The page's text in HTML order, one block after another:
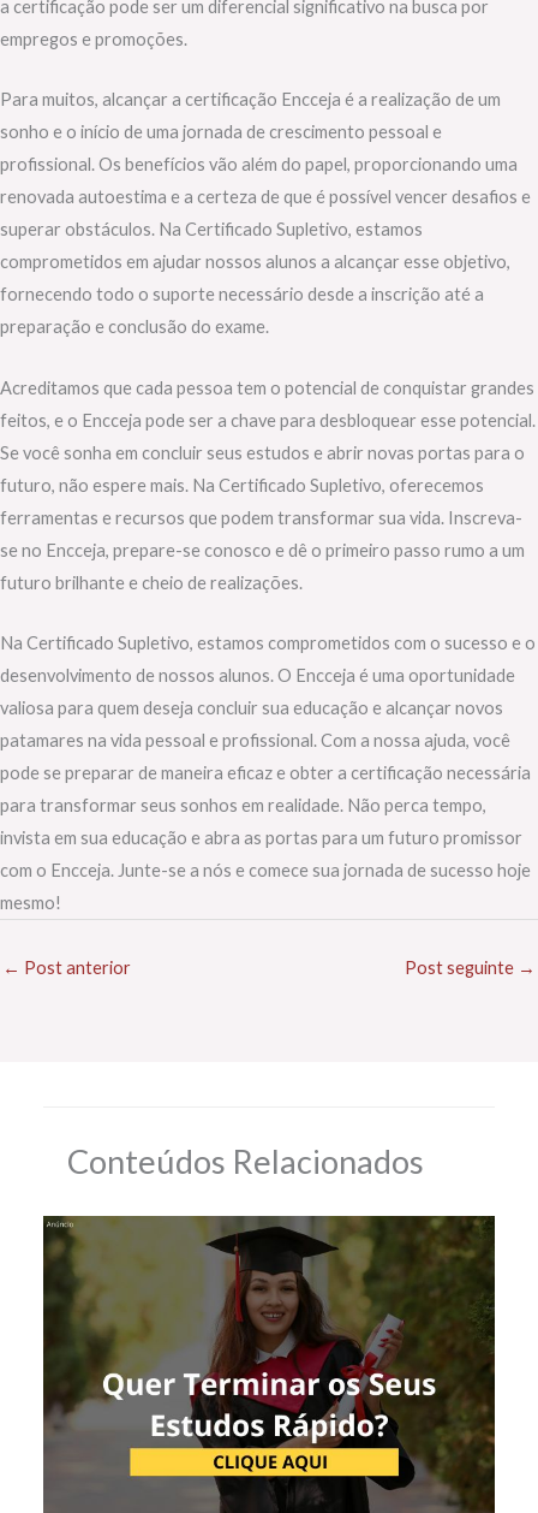
a certificação pode ser um diferencial significativo na busca por
empregos e promoções.
Para muitos, alcançar a certificação Encceja é a realização de um
sonho e o início de uma jornada de crescimento pessoal e
profissional. Os benefícios vão além do papel, proporcionando uma
renovada autoestima e a certeza de que é possível vencer desafios e
superar obstáculos. Na Certificado Supletivo, estamos
comprometidos em ajudar nossos alunos a alcançar esse objetivo,
fornecendo todo o suporte necessário desde a inscrição até a
preparação e conclusão do exame.
Acreditamos que cada pessoa tem o potencial de conquistar grandes
feitos, e o Encceja pode ser a chave para desbloquear esse potencial.
Se você sonha em concluir seus estudos e abrir novas portas para o
futuro, não espere mais. Na Certificado Supletivo, oferecemos
ferramentas e recursos que podem transformar sua vida. Inscreva-
se no Encceja, prepare-se conosco e dê o primeiro passo rumo a um
futuro brilhante e cheio de realizações.
Na Certificado Supletivo, estamos comprometidos com o sucesso e o
desenvolvimento de nossos alunos. O Encceja é uma oportunidade
valiosa para quem deseja concluir sua educação e alcançar novos
patamares na vida pessoal e profissional. Com a nossa ajuda, você
pode se preparar de maneira eficaz e obter a certificação necessária
para transformar seus sonhos em realidade. Não perca tempo,
invista em sua educação e abra as portas para um futuro promissor
com o Encceja. Junte-se a nós e comece sua jornada de sucesso hoje
mesmo!
← Post anterior Post seguinte →
Conteúdos Relacionados